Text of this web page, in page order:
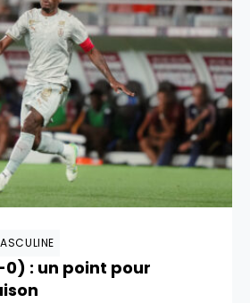
0) : un point pour